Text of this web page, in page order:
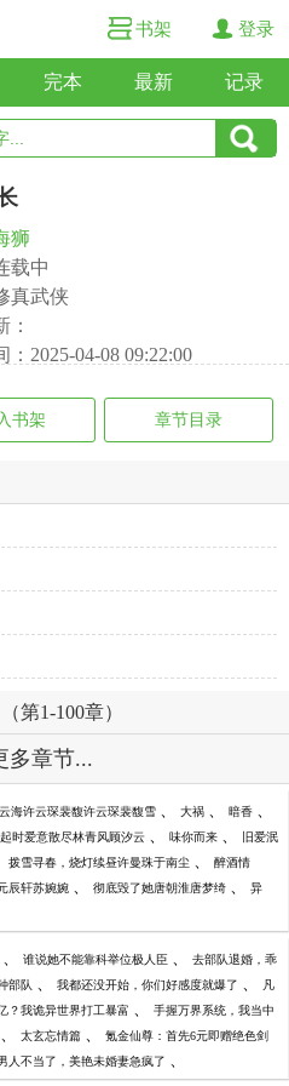
书架 登录
完本 最新 记录
狮
载中
真武侠
：
：2025-04-08 09:22:00
书架 章节目录
第1-100章）
多章节...
海许云琛裴馥许云琛裴馥雪 、 大祸 、 暗香 、
时爱意散尽林青风顾汐云 、 味你而来 、 旧爱泯
拨雪寻春，烧灯续昼许曼珠于南尘 、 醉酒情
辰轩苏婉婉 、 彻底毁了她唐朝淮唐梦绮 、 异
、 谁说她不能靠科举位极人臣 、 去部队退婚，乖
部队 、 我都还没开始，你们好感度就爆了 、 凡
？我诡异世界打工暴富 、 手握万界系统，我当中
、 太玄忘情篇 、 氪金仙尊：首先6元即赠绝色剑
人不当了，美艳未婚妻急疯了 、